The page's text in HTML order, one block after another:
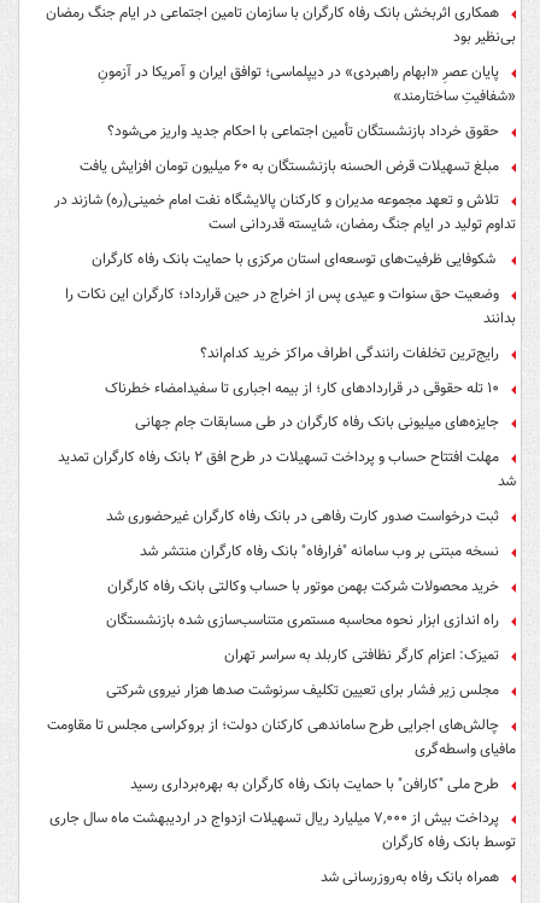
همکاری اثربخش بانک رفاه کارگران با سازمان تامین اجتماعی در ایام جنگ رمضان
بی‌نظیر بود
پایان عصرِ «ابهام راهبردی» در دیپلماسی؛ توافق ایران و آمریکا در آزمونِ
«شفافیتِ ساختارمند»
حقوق خرداد بازنشستگان تأمین اجتماعی با احکام جدید واریز می‌شود؟
مبلغ تسهیلات قرض الحسنه بازنشستگان به ۶۰ میلیون تومان افزایش یافت
تلاش و تعهد مجموعه مدیران و کارکنان پالایشگاه نفت امام خمینی(ره) شازند در
تداوم تولید در ایام جنگ رمضان، شایسته قدردانی است
شکوفایی ظرفیت‌های توسعه‌ای استان مرکزی با حمایت بانک رفاه کارگران
وضعیت حق سنوات و عیدی پس از اخراج در حین قرارداد؛ کارگران این نکات را
بدانند
رایج‌ترین تخلفات رانندگی اطراف مراکز خرید کدام‌اند؟
۱۰ تله حقوقی در قراردادهای کار؛ از بیمه اجباری تا سفیدامضاء خطرناک
جایزه‌های میلیونی بانک رفاه کارگران در طی مسابقات جام جهانی
مهلت افتتاح حساب و پرداخت تسهیلات در طرح افق ۲ بانک رفاه کارگران تمدید
شد
ثبت درخواست صدور کارت رفاهی در بانک رفاه کارگران غیرحضوری شد
نسخه مبتنی بر وب سامانه "فرارفاه" بانک رفاه کارگران منتشر شد
خرید محصولات شرکت بهمن موتور با حساب وکالتی بانک رفاه کارگران
راه اندازی ابزار نحوه محاسبه مستمری متناسب‌سازی شده بازنشستگان
تمیزک: اعزام کارگر نظافتی کاربلد به سراسر تهران
مجلس زیر فشار برای تعیین تکلیف سرنوشت صدها هزار نیروی شرکتی
چالش‌های اجرایی طرح ساماندهی کارکنان دولت؛ از بروکراسی مجلس تا مقاومت
مافیای واسطه‌گری
طرح ملی "کارافن" با حمایت بانک رفاه کارگران به بهره‌برداری رسید
پرداخت بیش از ۷,۰۰۰ میلیارد ریال تسهیلات ازدواج در اردیبهشت ماه سال جاری
توسط بانک رفاه کارگران
همراه بانک رفاه به‌روزرسانی شد